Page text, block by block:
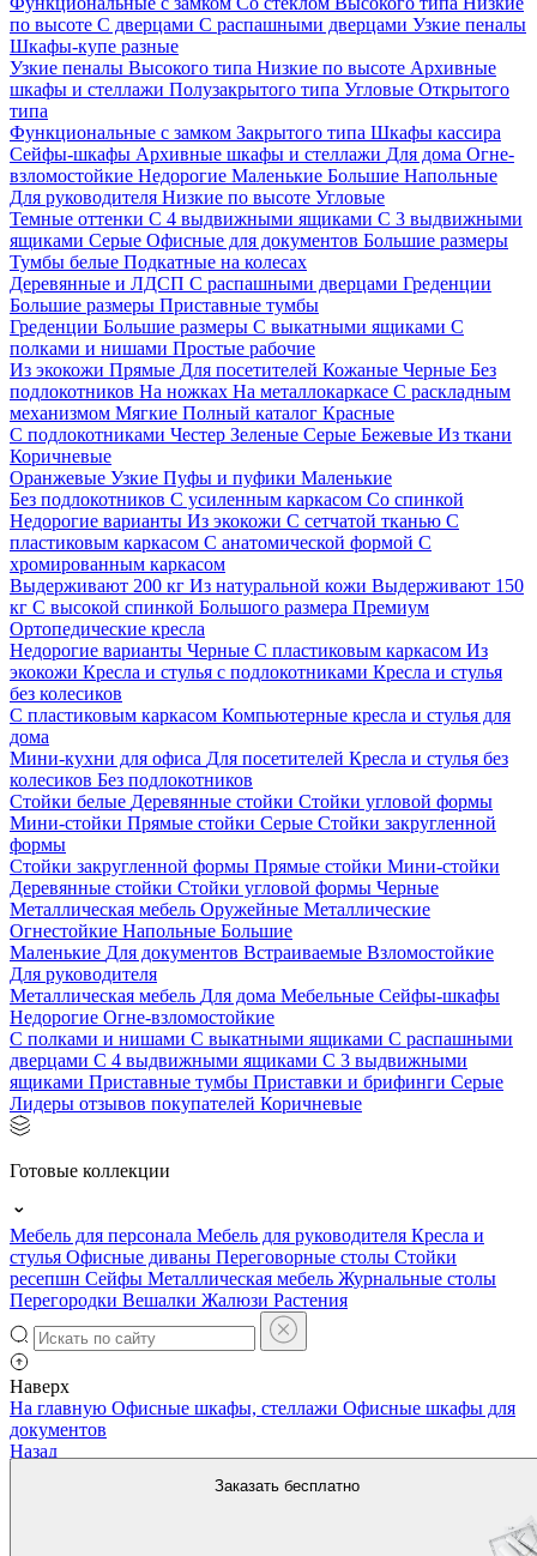
по высоте С дверцами С распашными дверцами Узкие пеналы
Шкафы-купе разные
Узкие пеналы Высокого типа Низкие по высоте Архивные
шкафы и стеллажи Полузакрытого типа Угловые Открытого
типа
Функциональные с замком Закрытого типа Шкафы кассира
Сейфы-шкафы Архивные шкафы и стеллажи Для дома Огне-
взломостойкие Недорогие Маленькие Большие Напольные
Для руководителя Низкие по высоте Угловые
Темные оттенки С 4 выдвижными ящиками С 3 выдвижными
ящиками Серые Офисные для документов Большие размеры
Тумбы белые Подкатные на колесах
Деревянные и ЛДСП С распашными дверцами Греденции
Большие размеры Приставные тумбы
Греденции Большие размеры С выкатными ящиками С
полками и нишами Простые рабочие
Из экокожи Прямые Для посетителей Кожаные Черные Без
подлокотников На ножках На металлокаркасе С раскладным
механизмом Мягкие Полный каталог Красные
С подлокотниками Честер Зеленые Серые Бежевые Из ткани
Коричневые
Оранжевые Узкие Пуфы и пуфики Маленькие
Без подлокотников С усиленным каркасом Со спинкой
Недорогие варианты Из экокожи С сетчатой тканью С
пластиковым каркасом С анатомической формой С
хромированным каркасом
Выдерживают 200 кг Из натуральной кожи Выдерживают 150
кг С высокой спинкой Большого размера Премиум
Ортопедические кресла
Недорогие варианты Черные С пластиковым каркасом Из
экокожи Кресла и стулья с подлокотниками Кресла и стулья
без колесиков
С пластиковым каркасом Компьютерные кресла и стулья для
дома
Мини-кухни для офиса Для посетителей Кресла и стулья без
колесиков Без подлокотников
Стойки белые Деревянные стойки Стойки угловой формы
Мини-стойки Прямые стойки Серые Стойки закругленной
формы
Стойки закругленной формы Прямые стойки Мини-стойки
Деревянные стойки Стойки угловой формы Черные
Металлическая мебель Оружейные Металлические
Огнестойкие Напольные Большие
Маленькие Для документов Встраиваемые Взломостойкие
Для руководителя
Металлическая мебель Для дома Мебельные Сейфы-шкафы
Недорогие Огне-взломостойкие
С полками и нишами С выкатными ящиками С распашными
дверцами С 4 выдвижными ящиками С 3 выдвижными
ящиками Приставные тумбы Приставки и брифинги Серые
Лидеры отзывов покупателей Коричневые
Готовые коллекции
Мебель для персонала Мебель для руководителя Кресла и
стулья Офисные диваны Переговорные столы Стойки
ресепшн Сейфы Металлическая мебель Журнальные столы
Перегородки Вешалки Жалюзи Растения
Наверх
Заказать бесплатно
На главную Офисные шкафы, стеллажи Офисные шкафы для
документов
Назад